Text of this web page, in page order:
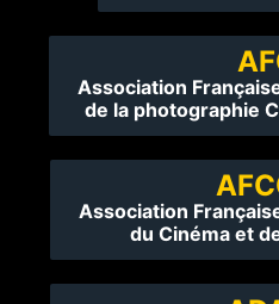
Association
de la photographie
Association
du Cinéma et